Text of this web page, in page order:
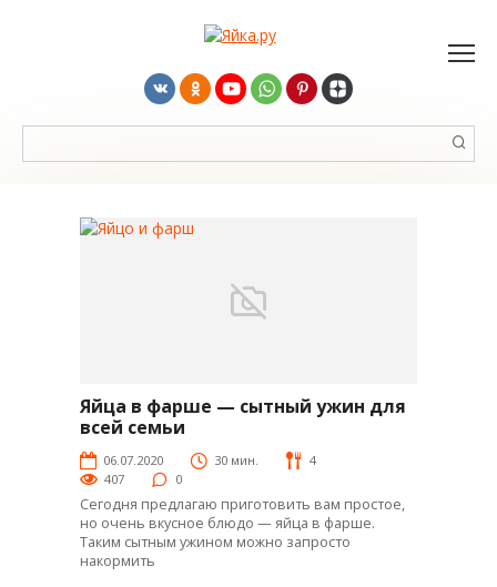
Яй-рецепты
Яйца в фарше — сытный ужин для
всей семьи
06.07.2020 30 мин.
4
407
0
Сегодня предлагаю приготовить вам простое,
но очень вкусное блюдо — яйца в фарше.
Таким сытным ужином можно запросто
накормить